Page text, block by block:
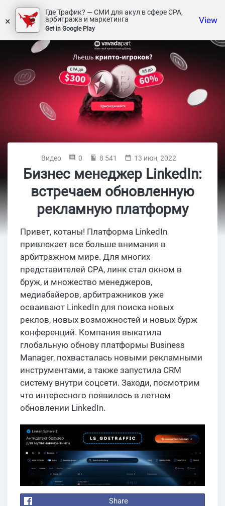
×
Где Трафик? — СМИ для акул в сфере СРА,
арбитража и маркетинга
Get in Google Play
View
Видео 0 8 541 13 июн, 2022
Бизнес менеджер LinkedIn:
встречаем обновленную
рекламную платформу
Привет, котаны! Платформа LinkedIn
привлекает все больше внимания в
арбитражном мире. Для многих
представителей CPA, линк стал окном в
бруж, и множество менеджеров,
медиабайеров, арбитражников уже
осваивают LinkedIn для поиска новых
реклов, новых возможностей и новых бурж
конференций. Компания выкатила
глобальную обнову платформы Business
Manager, похвасталась новыми рекламными
инструментами, а также запустила CRM
систему внутри соцсети. Заходи, посмотрим
что интересного появилось в летнем
обновлении LinkedIn.
Share